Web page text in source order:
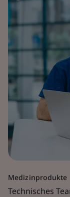
Medizinprodukte
Technisches